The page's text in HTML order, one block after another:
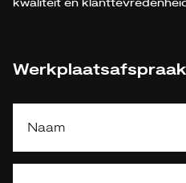
kwaliteit en